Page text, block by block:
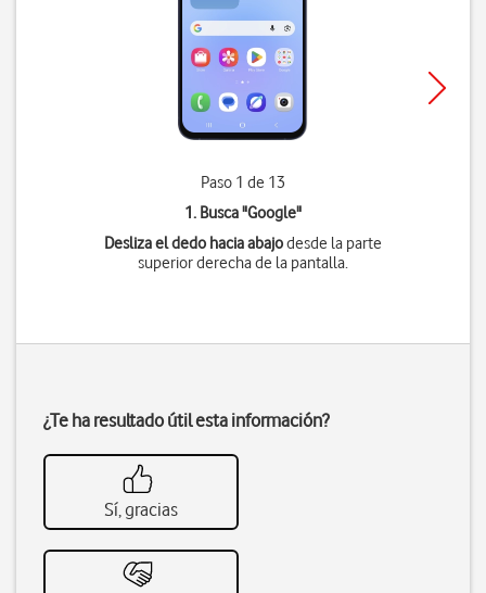
Paso 1 de 13
1. Busca "Google"
Desliza el dedo hacia abajodesde la parte
superior derecha de la pantalla.
¿Te ha resultado útil esta información?
Sí, gracias